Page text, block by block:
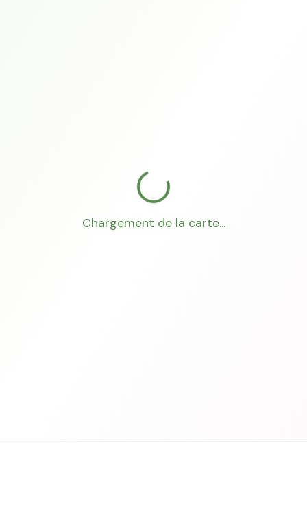
Chargement de la carte...